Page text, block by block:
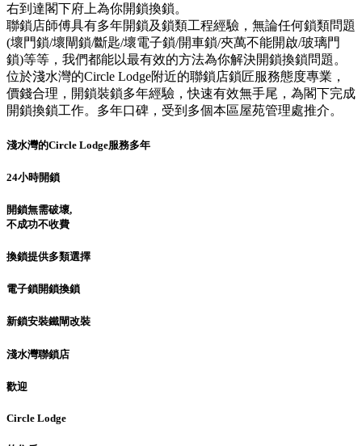
右到達閣下府上為你開鎖換鎖。
聯鎖店師傅具有多年開鎖及鎖類工程經驗，無論任何鎖類問題
(壞門鎖/壞閘鎖/斷匙/壞電子鎖/開車鎖/夾萬不能開啟/玻璃門
鎖)等等，我們都能以最有效的方法為你解決開鎖換鎖問題。
位於淺水灣的Circle Lodge附近的聯鎖店鎖匠服務態度專業，
價錢合理，開鎖裝鎖多年經驗，快速有效無手尾，為閣下完成
開鎖換鎖工作。多年口碑，受到多個本區屋苑管理處推介。
淺水灣的Circle Lodge服務多年
24小時開鎖
開鎖無需破壞,
不成功不收費
換鎖提供多類選擇
電子鎖開鎖換鎖
新鎖安裝鐵閘改裝
淺水灣聯鎖店
歡迎
Circle Lodge